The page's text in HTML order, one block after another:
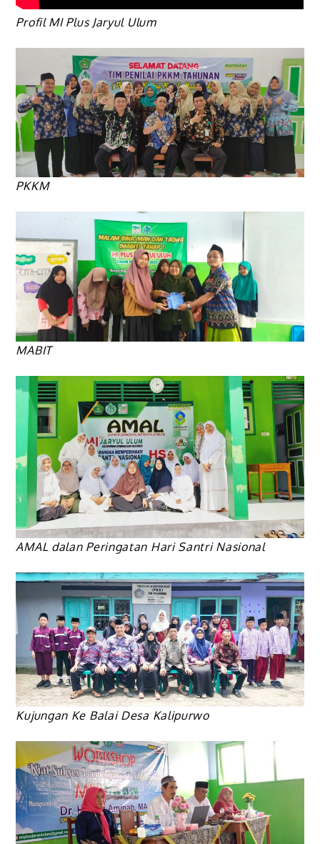
Profil MI Plus Jaryul Ulum
PKKM
MABIT
AMAL dalan Peringatan Hari Santri Nasional
Kujungan Ke Balai Desa Kalipurwo